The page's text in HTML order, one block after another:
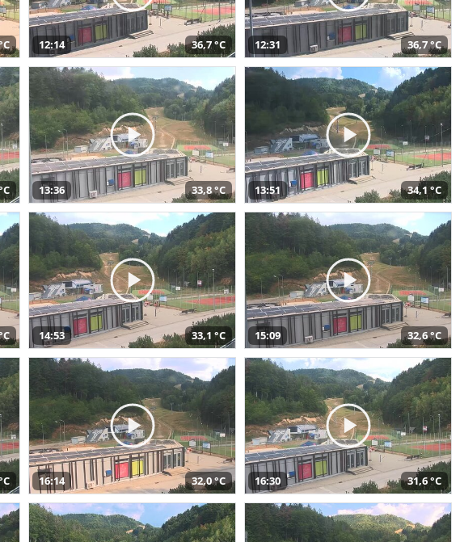
12:14 36,7 °C 12:31 36,7 °C
13:36 33,8 °C 13:51 34,1 °C
14:53 33,1 °C 15:09 32,6 °C
16:14 32,0 °C 16:30 31,6 °C